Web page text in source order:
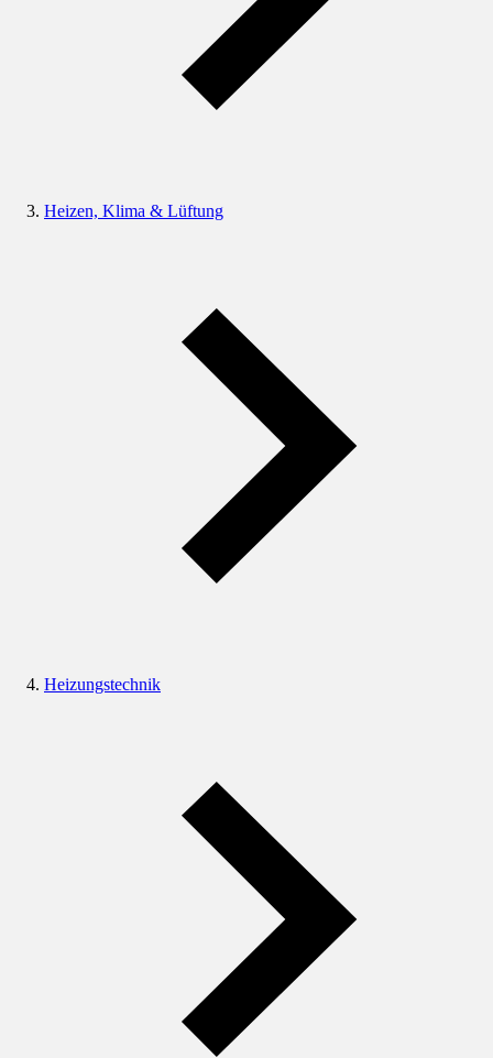
Heizen, Klima & Lüftung
Heizungstechnik